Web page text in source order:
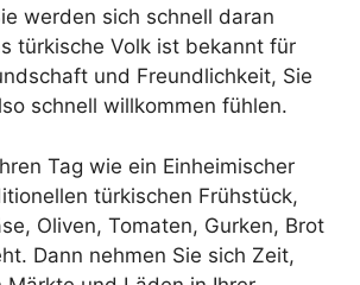
werden sich schnell daran
türkische Volk ist bekannt für
und Freundlichkeit, Sie
schnell willkommen fühlen.
Tag wie ein Einheimischer
türkischen Frühstück,
Oliven, Tomaten, Gurken, Brot
Dann nehmen Sie sich Zeit,